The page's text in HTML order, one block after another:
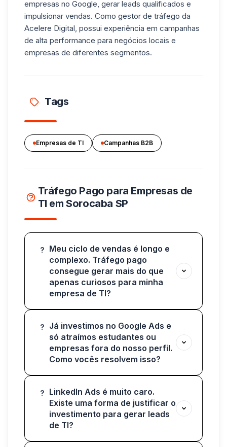
empresas no Google, gerar leads qualificados e
impulsionar vendas. Como gestor de tráfego da
Acelere Digital, possui experiência em campanhas
de alta performance para negócios locais e
empresas de diferentes segmentos.
Tags
Empresas de TI Campanhas B2B
Tráfego Pago para Empresas de
TI em Sorocaba SP
?
Meu ciclo de vendas é longo e
complexo. Tráfego pago
consegue gerar mais do que
apenas curiosos para minha
empresa de TI?
?
Já investimos no Google Ads e
só atraímos estudantes ou
empresas fora do nosso perfil.
Como vocês resolvem isso?
?
LinkedIn Ads é muito caro.
Existe uma forma de justificar o
investimento para gerar leads
de TI?